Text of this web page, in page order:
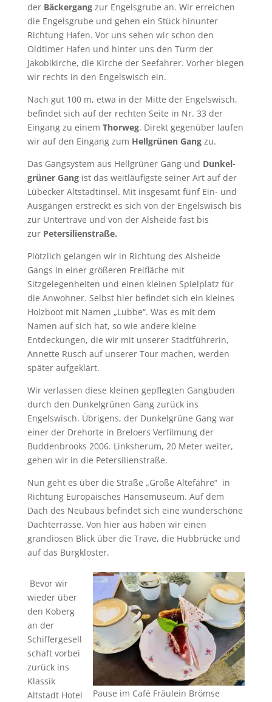
der Bäckergang zur Engelsgrube an. Wir erreichen
die Engelsgrube und gehen ein Stück hinunter
Richtung Hafen. Vor uns sehen wir schon den
Oldtimer Hafen und hinter uns den Turm der
Jakobikirche, die Kirche der Seefahrer. Vorher biegen
wir rechts in den Engelswisch ein.
Nach gut 100 m, etwa in der Mitte der Engels­wisch,
befindet sich auf der rechten Seite in Nr. 33 der
Eingang zu einem Thorweg. Direkt gegenüber laufen
wir auf den Eingang zum Hell­grünen Gangzu.
Das Gang­system aus Hell­grüner Gang und Dunkel­
grüner Gangist das weit­läufigste seiner Art auf der
Lübecker Altstadt­insel. Mit insgesamt fünf Ein- und
Aus­gängen erstreckt es sich von der Engels­wisch bis
zur Unter­trave und von der Als­heide fast bis
zur Peter­silien­straße.
Plötzlich gelangen wir in Richtung des Alsheide
Gangs in einer größeren Freifläche mit
Sitzgelegenheiten und einen kleinen Spielplatz für
die Anwohner. Selbst hier befindet sich ein kleines
Holzboot mit Namen „Lubbe“. Was es mit dem
Namen auf sich hat, so wie andere kleine
Entdeckungen, die wir mit unserer Stadtführerin,
Annette Rusch auf unserer Tour machen, werden
später aufgeklärt.
Wir verlassen diese kleinen gepflegten Gangbuden
durch den Dunkelgrünen Gang zurück ins
Engelswisch. Übrigens, der Dunkelgrüne Gang war
einer der Drehorte in Breloers Verfilmung der
Buddenbrooks 2006. Linksherum, 20 Meter weiter,
gehen wir in die Petersilienstraße.
Nun geht es über die Straße „Große Altefähre“ in
Richtung Europäisches Hansemuseum. Auf dem
Dach des Neubaus befindet sich eine wunderschöne
Dachterrasse. Von hier aus haben wir einen
grandiosen Blick über die Trave, die Hubbrücke und
auf das Burgkloster.
Pause im Café Fräulein Brömse
Bevor wir
wieder über
den Koberg
an der
Schiffergesell
schaft vorbei
zurück ins
Klassik
Altstadt Hotel